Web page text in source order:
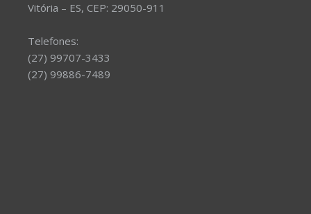
Vitória – ES, CEP: 29050-911
Telefones:
(27) 99707-3433
(27) 99886-7489